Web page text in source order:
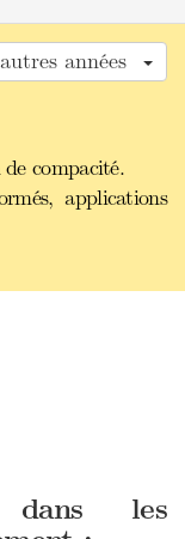
années
compacité.
applications
dans les